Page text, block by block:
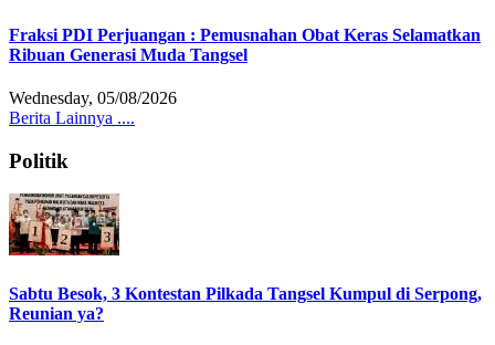
Fraksi PDI Perjuangan : Pemusnahan Obat Keras Selamatkan
Ribuan Generasi Muda Tangsel
Wednesday, 05/08/2026
Berita Lainnya ....
Politik
Sabtu Besok, 3 Kontestan Pilkada Tangsel Kumpul di Serpong,
Reunian ya?